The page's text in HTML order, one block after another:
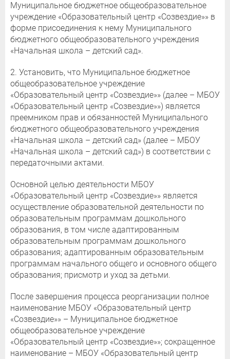
Муниципальное бюджетное общеобразовательное
учреждение «Образовательный центр «Созвездие»» в
форме присоединения к нему Муниципального
бюджетного общеобразовательного учреждения
«Начальная школа – детский сад».
2. Установить, что Муниципальное бюджетное
общеобразовательное учреждение
«Образовательный центр «Созвездие»» (далее – МБОУ
«Образовательный центр «Созвездие»») является
преемником прав и обязанностей Муниципального
бюджетного общеобразовательного учреждения
«Начальная школа – детский сад» (далее – МБОУ
«Начальная школа – детский сад») в соответствии с
передаточными актами.
Основной целью деятельности МБОУ
«Образовательный центр «Созвездие»» является
осуществление образовательной деятельности по
образовательным программам дошкольного
образования, в том числе адаптированным
образовательным программам дошкольного
образования; адаптированным образовательным
программам начального общего и основного общего
образования; присмотр и уход за детьми.
После завершения процесса реорганизации полное
наименование МБОУ «Образовательный центр
«Созвездие»» – Муниципальное бюджетное
общеобразовательное учреждение
«Образовательный центр «Созвездие»»; сокращенное
наименование – МБОУ «Образовательный центр